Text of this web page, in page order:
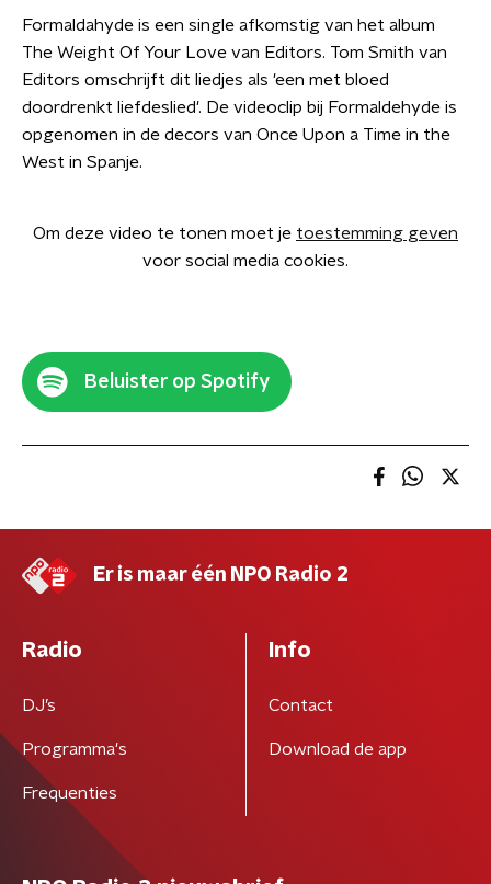
Formaldahyde is een single afkomstig van het album
The Weight Of Your Love van Editors. Tom Smith van
Editors omschrijft dit liedjes als 'een met bloed
doordrenkt liefdeslied'. De videoclip bij Formaldehyde is
opgenomen in de decors van Once Upon a Time in the
West in Spanje.
Om deze video te tonen moet je toestemming geven
voor social media cookies.
Beluister op Spotify
Er is maar één NPO Radio 2
Radio
DJ’s
Programma's
Frequenties
Info
Contact
Download de app